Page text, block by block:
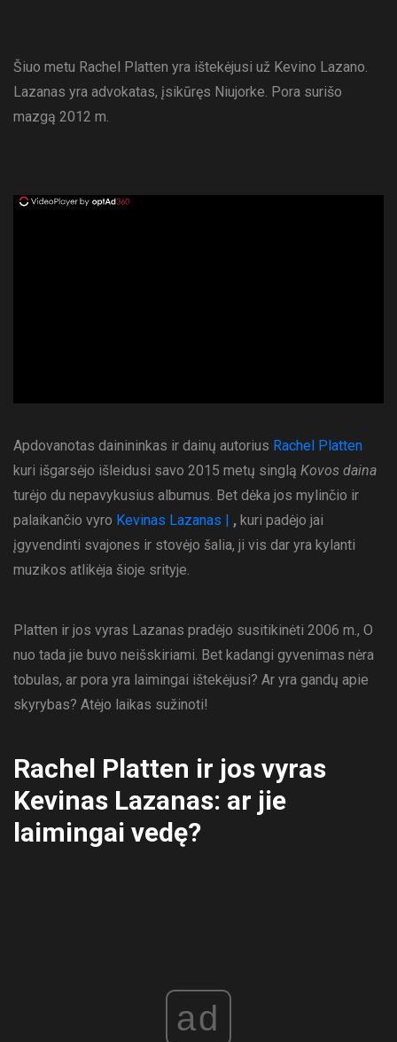
Šiuo metu Rachel Platten yra ištekėjusi už Kevino Lazano.
Lazanas yra advokatas, įsikūręs Niujorke. Pora surišo
mazgą 2012 m.
Apdovanotas dainininkas ir dainų autorius Rachel Platten
kuri išgarsėjo išleidusi savo 2015 metų singlą Kovos daina
turėjo du nepavykusius albumus. Bet dėka jos mylinčio ir
palaikančio vyro Kevinas Lazanas | , kuri padėjo jai
įgyvendinti svajones ir stovėjo šalia, ji vis dar yra kylanti
muzikos atlikėja šioje srityje.
Platten ir jos vyras Lazanas pradėjo susitikinėti 2006 m., O
nuo tada jie buvo neišskiriami. Bet kadangi gyvenimas nėra
tobulas, ar pora yra laimingai ištekėjusi? Ar yra gandų apie
skyrybas? Atėjo laikas sužinoti!
Rachel Platten ir jos vyras
Kevinas Lazanas: ar jie
laimingai vedę?
ad